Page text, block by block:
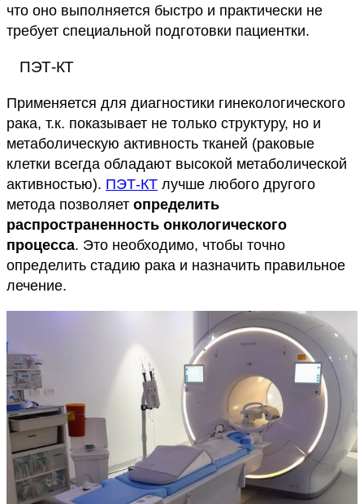
что оно выполняется быстро и практически не
требует специальной подготовки пациентки.
ПЭТ-КТ
Применяется для диагностики гинекологического
рака, т.к. показывает не только структуру, но и
метаболическую активность тканей (раковые
клетки всегда обладают высокой метаболической
активностью). ПЭТ-КТ лучше любого другого
метода позволяет определить
распространенность онкологического
процесса. Это необходимо, чтобы точно
определить стадию рака и назначить правильное
лечение.